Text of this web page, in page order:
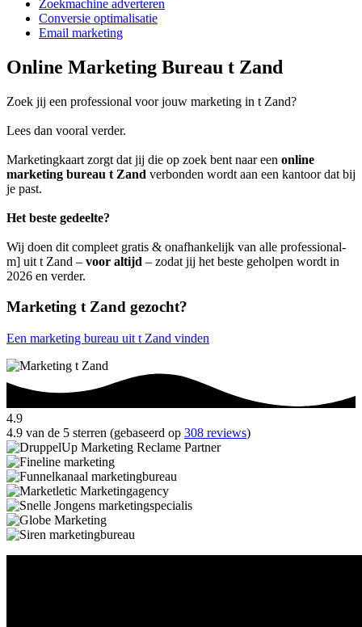
Zoekmachine adverteren
Conversie optimalisatie
Email marketing
Online Marketing Bureau t Zand
Zoek jij een professional voor jouw marketing in t Zand?
Lees dan vooral verder.
Marketingkaart zorgt dat jij die op zoek bent naar een online
marketing bureau t Zand verbonden wordt aan een kantoor dat bij
je past.
Het beste gedeelte?
Wij doen dit compleet gratis & onafhankelijk van alle professional-
m] uit t Zand – voor altijd – zodat jij het beste geholpen wordt in
2026 en verder.
Marketing t Zand gezocht?
Een marketing bureau uit t Zand vinden
4.9
4.9 van de 5 sterren (gebaseerd op 308 reviews)